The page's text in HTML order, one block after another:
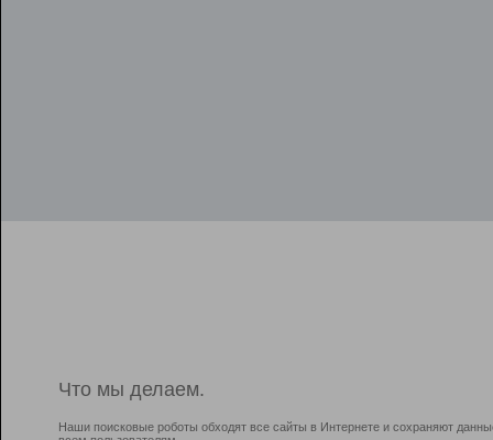
Что мы делаем.
Наши поисковые роботы обходят все сайты в Интернете и сохраняют